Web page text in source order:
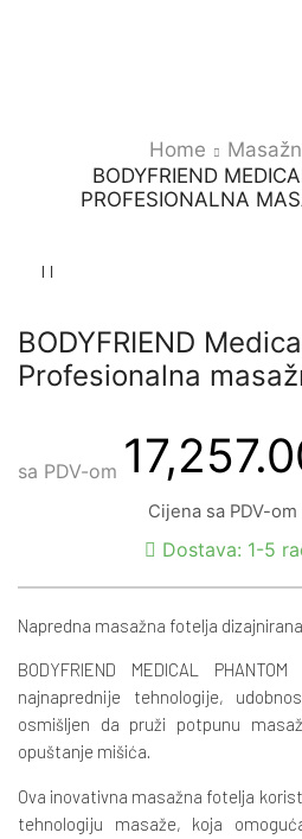
Home
BODYFRIEND
PROFESIONALNA
BODYFRIEND
Profesionalna
sa PDV-om
Cijena sa PDV-om
Dostava: 1-5
Napredna masažna fotelja
BODYFRIEND MEDICAL
najnaprednije tehnologije,
osmišljen da pruži potpunu
opuštanje mišića.
Ova inovativna masažna fotelja
tehnologiju masaže, koja